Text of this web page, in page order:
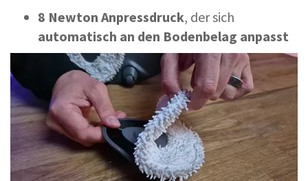
8 Newton Anpressdruck, der sich
automatisch an den Bodenbelag anpasst